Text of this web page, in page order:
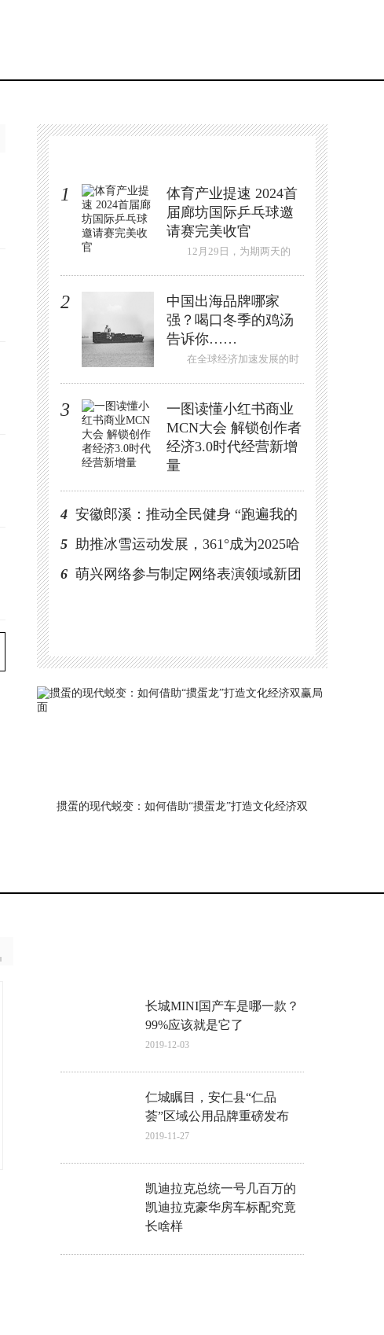
体育产业提速 2024首
12月29日，为期两天的
2024年首届廊坊“悦徕中心
杯”...
中国出海品牌哪家
在全球经济加速发展的时
代浪潮中，中国品牌正以前所
未有的速...
一图读懂小红书商业
量
在近年来不断变化的市场环境、用户行为和品牌
诉求的影响下，...
4 安徽郎溪：推动全民健身 “跑遍我的
体标准，推动行业健康发展
掼蛋的现代蜕变：如何借助“掼蛋龙”打造文化经济双
长城MINI国产车是哪一款？
99%应该就是它了
2019-12-03
仁城瞩目，安仁县“仁品
荟”区域公用品牌重磅发布
2019-11-27
凯迪拉克总统一号几百万的
凯迪拉克豪华房车标配究竟
长啥样